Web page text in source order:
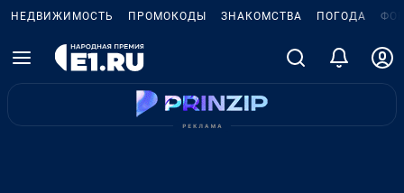
НЕДВИЖИМОСТЬ ПРОМОКОДЫ ЗНАКОМСТВА ПОГОДА